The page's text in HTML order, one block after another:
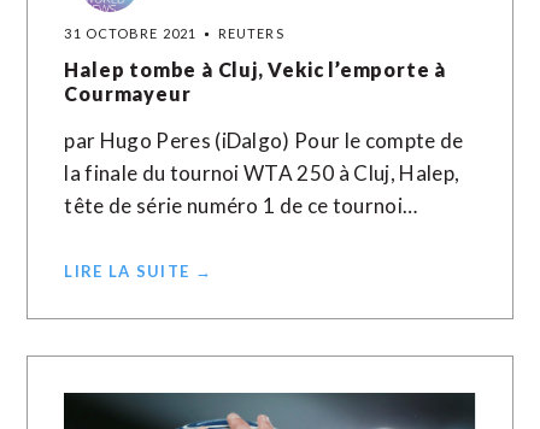
31 OCTOBRE 2021 REUTERS
Halep tombe à Cluj, Vekic l’emporte à
Courmayeur
par Hugo Peres (iDalgo) Pour le compte de
la finale du tournoi WTA 250 à Cluj, Halep,
tête de série numéro 1 de ce tournoi…
LIRE LA SUITE →